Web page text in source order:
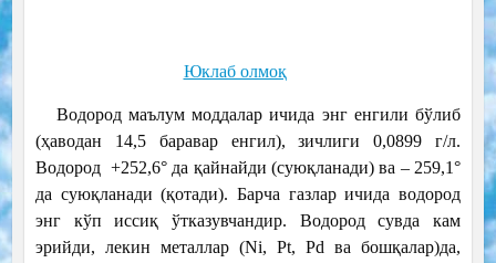
Юклаб олмоқ
Водород маълум моддалар ичида энг енгили бўлиб
(ҳаводан 14,5 баравар енгил), зичлиги 0,0899 г/л.
Водород +252,6° да қайнайди (суюқланади) ва – 259,1°
да суюқланади (қотади). Барча газлар ичида водород
энг кўп иссиқ ўтказувчандир. Водород сувда кам
эрийди, лекин металлар (Ni, Pt, Pd ва бошқалар)да,